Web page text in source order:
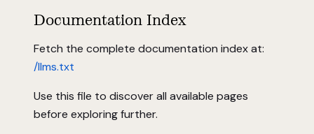
Documentation Index
Fetch the complete documentation index at:
/llms.txt
Use this file to discover all available pages
before exploring further.